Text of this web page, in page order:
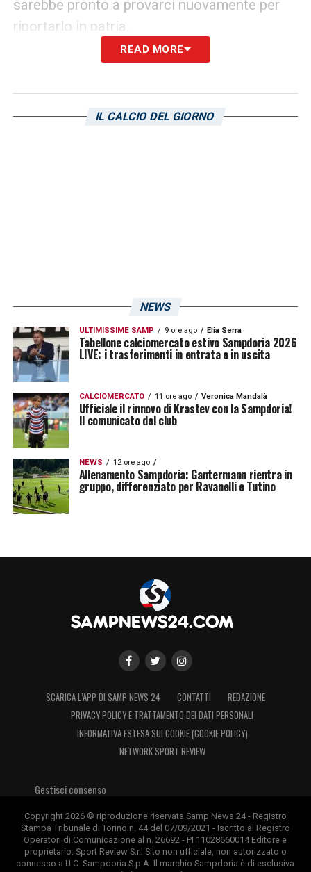
sarebbe pronto a provarci nuovamente per
riportarlo in patria.
La pista appare concreta anche perché il
alimenta ulteriormente l’idea di un futuro
Il mancato riscatto da parte delReal Murcia
ha inevitabilmente riaperto il dossier. La
Sampdoriadovrà ora valutare la soluzione
più adatta, cercando una formula che possa
soddisfare tutte le parti e liberare spazio in
una rosa destinata a essere rimodellata.
PerNarro
continuità. Dopo una parentesi blucerchiata
senza acuti e un prestito che non si è chiuso
con la permanenza definitiva, il ritorno in
occasione per ritrovare fiducia, minutaggio e
Victor Narro Sampdoria, possibile
programmazione
La situazione di Victor Narro rientra in un
quadro più ampio di valutazioni tecniche e
di mercato per la Sampdoria. Il club
blucerchiato dovrà decidere come
sembrano destinati ad avere un ruolo
centrale nel nuovo ciclo.
L’interesse dell’Hercules FCpuò quindi
READ MORE
IL CALCIO DEL GIORNO
NEWS
ULTIMISSIME SAMP 9 ore ago Elia Serra
Tabellone calciomercato estivo Sampdoria 2026
LIVE: i trasferimenti in entrata e in uscita
CALCIOMERCATO 11 ore ago Veronica Mandalà
Ufficiale il rinnovo di Krastev con la Sampdoria!
Il comunicato del club
NEWS 12 ore ago
Allenamento Sampdoria: Gantermann rientra in
gruppo, differenziato per Ravanelli e Tutino
SCARICA L’APP DI SAMP NEWS 24 CONTATTI
REDAZIONE
PRIVACY POLICY E TRATTAMENTO DEI DATI PERSONALI
INFORMATIVA ESTESA SUI COOKIE (COOKIE POLICY)
NETWORK SPORT REVIEW
Gestisci consenso
Copyright 2026 © riproduzione riservata Samp News 24 - Registro
Stampa Tribunale di Torino n. 44 del 07/09/2021 - Iscritto al Registro
Operatori di Comunicazione al n. 26692 - PI 11028660014 Editore e
proprietario: Sport Review S.r.l Sito non ufficiale, non autorizzato o
connesso a U.C. Sampdoria S.p.A. Il marchio Sampdoria è di esclusiva